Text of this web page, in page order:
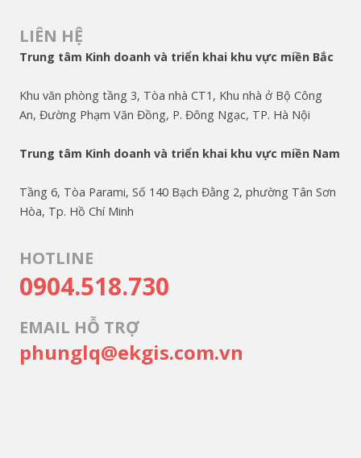
LIÊN HỆ
Trung tâm Kinh doanh và triển khai khu vực miền Bắc
Khu văn phòng tầng 3, Tòa nhà CT1, Khu nhà ở Bộ Công
An, Đường Phạm Văn Đồng, P. Đông Ngạc, TP. Hà Nội
Trung tâm Kinh doanh và triển khai khu vực miền Nam
Tầng 6, Tòa Parami, Số 140 Bạch Đằng 2, phường Tân Sơn
Hòa, Tp. Hồ Chí Minh
HOTLINE
0904.518.730
EMAIL HỖ TRỢ
phunglq@ekgis.com.vn